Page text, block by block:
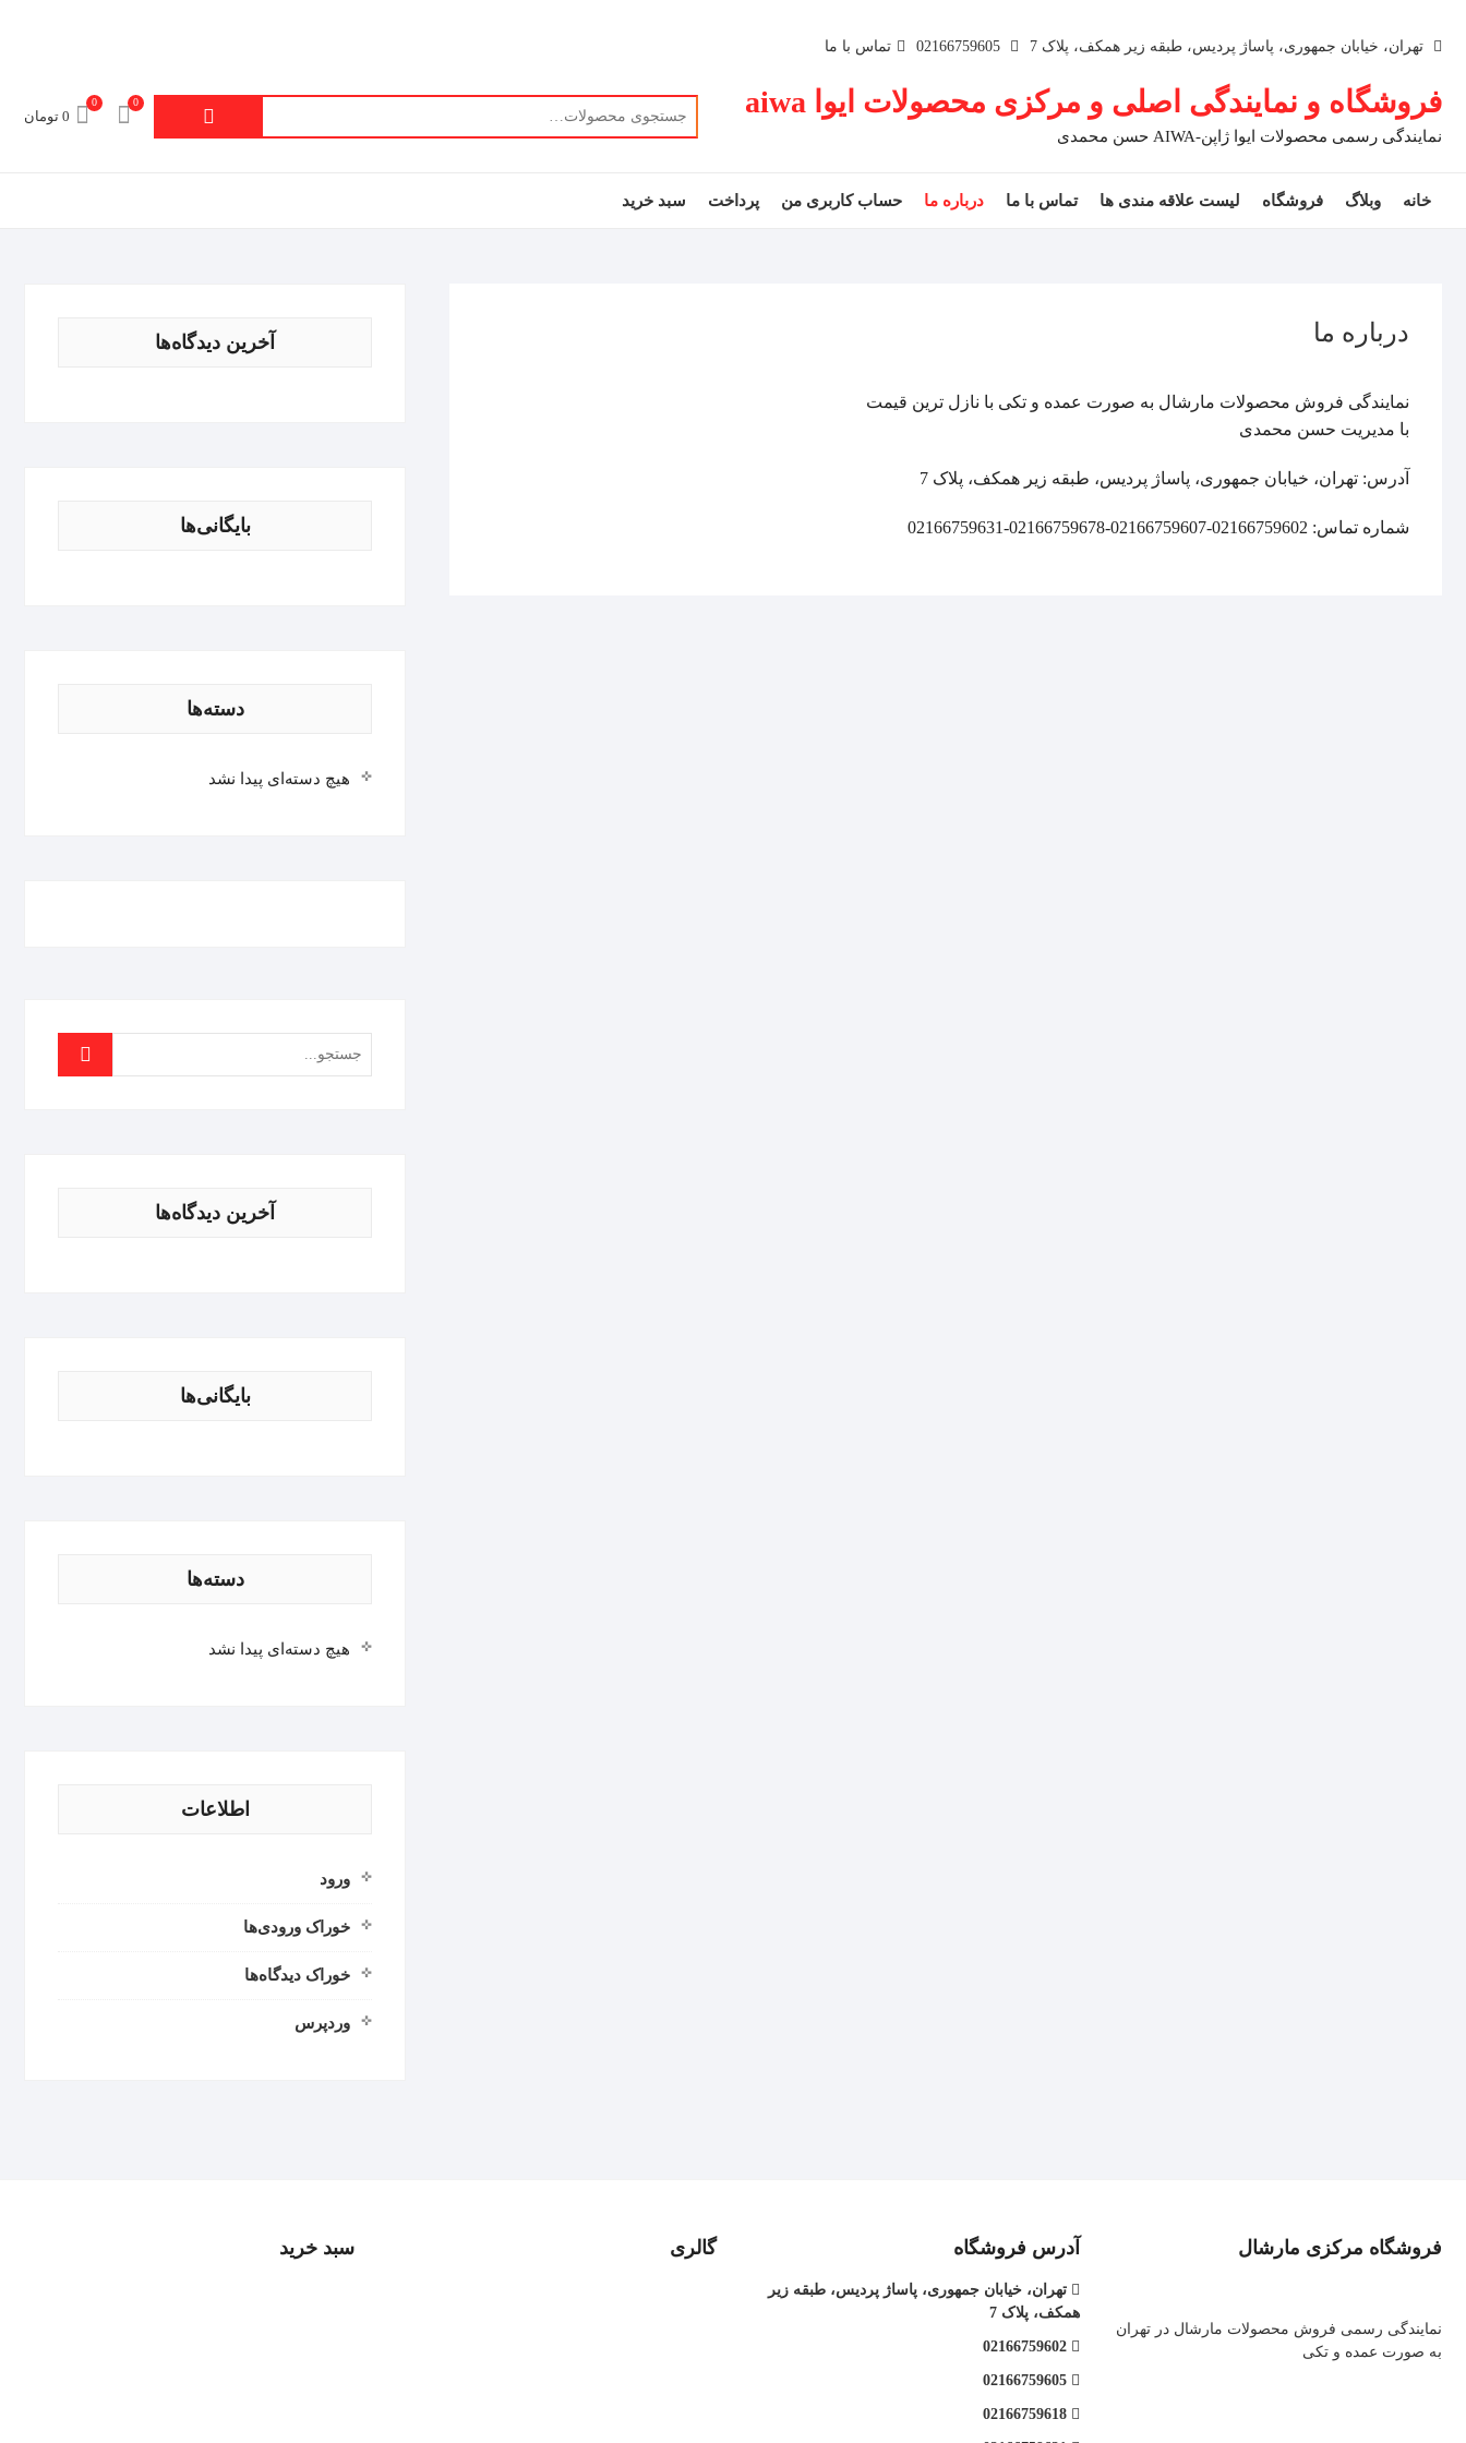
تهران، خیابان جمهوری، پاساژ پردیس، طبقه زیر همکف، پلاک 7 تماس با ما
فروشگاه و نمایندگی اصلی و مرکزی محصولات ایوا aiwa
نمایندگی رسمی محصولات ایوا ژاپن-AIWA حسن محمدی
0
0 تومان
0
خانه وبلاگ فروشگاه لیست علاقه مندی ها تماس با ما درباره ما حساب کاربری من پرداخت سبد خرید
درباره ما
نمایندگی فروش محصولات مارشال به صورت عمده و تکی با نازل ترین قیمت
با مدیریت حسن محمدی
آدرس: تهران، خیابان جمهوری، پاساژ پردیس، طبقه زیر همکف، پلاک 7
شماره تماس: 02166759602-02166759607-02166759678-02166759631
آخرین دیدگاه‌ها
بایگانی‌ها
دسته‌ها
هیچ دسته‌ای پیدا نشد
آخرین دیدگاه‌ها
بایگانی‌ها
دسته‌ها
هیچ دسته‌ای پیدا نشد
اطلاعات
ورود
خوراک ورودی‌ها
خوراک دیدگاه‌ها
وردپرس
فروشگاه مرکزی مارشال
نمایندگی رسمی فروش محصولات مارشال در تهران
به صورت عمده و تکی
آدرس فروشگاه
تهران، خیابان جمهوری، پاساژ پردیس، طبقه زیر
همکف، پلاک 7
02166759602
02166759605
02166759618
گالری سبد خرید